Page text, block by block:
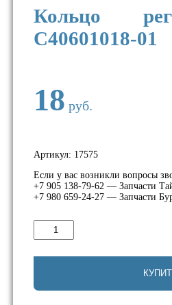
Кольцо
C40601018-01
18 руб.
Артикул: 17575
Если у вас возникли вопросы
+7 905 138-79-62 — Запчасти
+7 980 659-24-27 — Запчасти
Количество
товара
регулировочное